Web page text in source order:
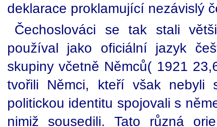
deklarace proklamující nezávislý
Čechoslováci se tak stali
používal jako oficiální jazyk
skupiny včetně Němců( 1921
tvořili Němci, kteří však nebyli
politickou identitu spojovali s
nimiž sousedili. Tato různá